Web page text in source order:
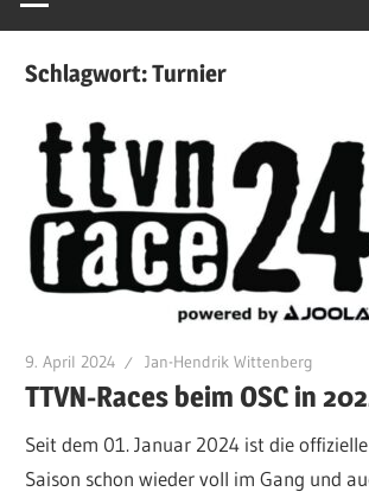
Schlagwort:Turnier
9. April 2024 Jan-Hendrik Wittenberg
TTVN-Races beim OSC in
Seit dem 01. Januar 2024 ist die offizielle
Saison schon wieder voll im Gang und